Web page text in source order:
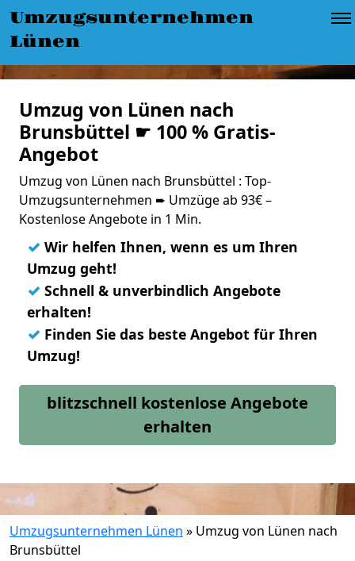
Umzugsunternehmen
Lünen
Umzug von Lünen nach
Brunsbüttel ☛ 100 % Gratis-
Angebot
Umzug von Lünen nach Brunsbüttel : Top-
Umzugsunternehmen ➨ Umzüge ab 93€ –
Kostenlose Angebote in 1 Min.
✓ Wir helfen Ihnen, wenn es um Ihren
Umzug geht!
✓ Schnell & unverbindlich Angebote
erhalten!
✓ Finden Sie das beste Angebot für Ihren
Umzug!
blitzschnell kostenlose Angebote
erhalten
Umzugsunternehmen Lünen » Umzug von Lünen nach
Brunsbüttel